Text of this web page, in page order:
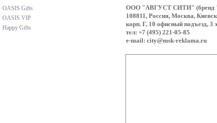
OASIS Gifts
OASIS VIP
Happy Gifts
ООО "АВГУСТ СИТИ" (бренд
108811, Россия, Москва,
корп. Г, 10 офисный подъезд, 3
тел: +7 (495) 221-05-85
e-mail: city@msk-reklama.ru